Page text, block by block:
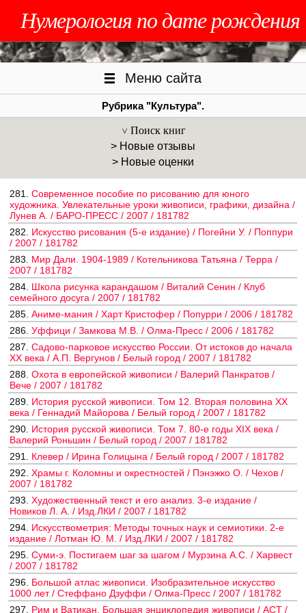
Нумерология по дате рождения
Меню сайта
Рубрика "Культура".
Поиск книг
> Новые отзывы
> Новые оценки
281. Современное пособие по рисованию для юного
художника. Увлекательные уроки живописи, графики, дизайна /
Лунев А. / БАРО-ПРЕСС / 2007 / 181782
282. Искусство рисования (5-е издание) / Погейни У. / Поппури
/ 2007 / 181782
283. Мир Дали. 1904-1989 / Котельникова Татьяна / Терра /
2007 / 181782
284. Школа рисунка карандашом / Виталий Сенин / Клуб
семейного досуга / 2007 / 181782
285. Аниме-мания / Харт Кристофер / Попурри / 2006 / 181782
286. Уффици / Замкова М.В. / Олма-Пресс / 2006 / 181782
287. Садово-парковое искусство России. От истоков до начала
XX века / А.П. Вергунов / Белый город / 2007 / 181782
288. Охота в европейской живописи / Валерий Панкратов /
Вече / 2007 / 181782
289. История русской живописи. Том 12. Вторая половина ХX
века / Геннадий Майорова / Белый город / 2007 / 181782
290. История русской живописи. Том 7. 80-е годы XIX века /
Валерий Роньшин / Белый город / 2007 / 181782
291. Клевер / Ирина Голицына / Белый город / 2007 / 181782
292. Храмы г. Коломны и окрестностей / Пэнэжко О. / Чехов /
2007 / 181782
293. Художественный текст и его анализ. 3-е издание /
Новиков Л. А. / Изд.ЛКИ / 2007 / 181782
294. Искусствометрия: Методы точных наук и семиотики. 2-е
издание / Лотман Ю. М. / Изд.ЛКИ / 2007 / 181782
295. Суми-э. Постигаем шаг за шагом / Мурзина А.С. / Харвест
/ 2007 / 181782
296. Большой атлас живописи. Изобразительное искусство
1000 лет / Стеффано Дзуффи / Олма-Пресс / 2007 / 181782
297. Рим и Ватикан. Большая энциклопедия живописи / АСТ /